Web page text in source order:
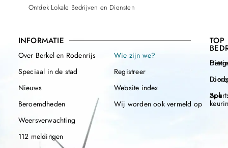
Ontdek Lokale Bedrijven en Diensten
INFORMATIE
Over Berkel en Rodenrijs
Speciaal in de stad
Nieuws
Beroemdheden
Weersverwachting
112 meldingen
Wie zijn we?
Registreer
Website index
Wij worden ook vermeld op
TOP
Apk